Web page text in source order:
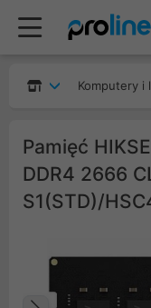
Komputery i
Pamięć
DDR4 2666
S1(STD)/